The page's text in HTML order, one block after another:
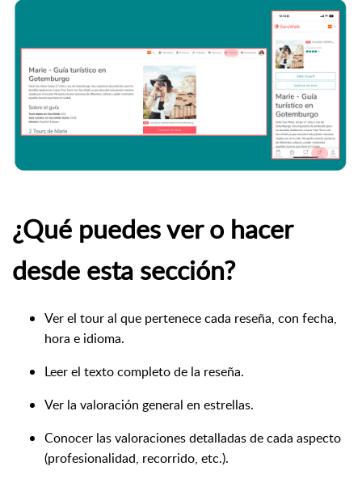
¿Qué puedes ver o hacer
desde esta sección?
Ver el tour al que pertenece cada reseña, con fecha,
hora e idioma.
Leer el texto completo de la reseña.
Ver la valoración general en estrellas.
Conocer las valoraciones detalladas de cada aspecto
(profesionalidad, recorrido, etc.).